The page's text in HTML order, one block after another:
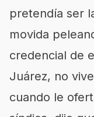
pretendía ser
movida
credencial de
Juárez, no
cuando le